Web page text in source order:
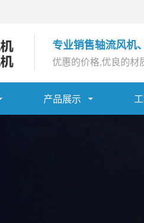
专业销售轴流风机
优惠的价格,优良的材
产品展示